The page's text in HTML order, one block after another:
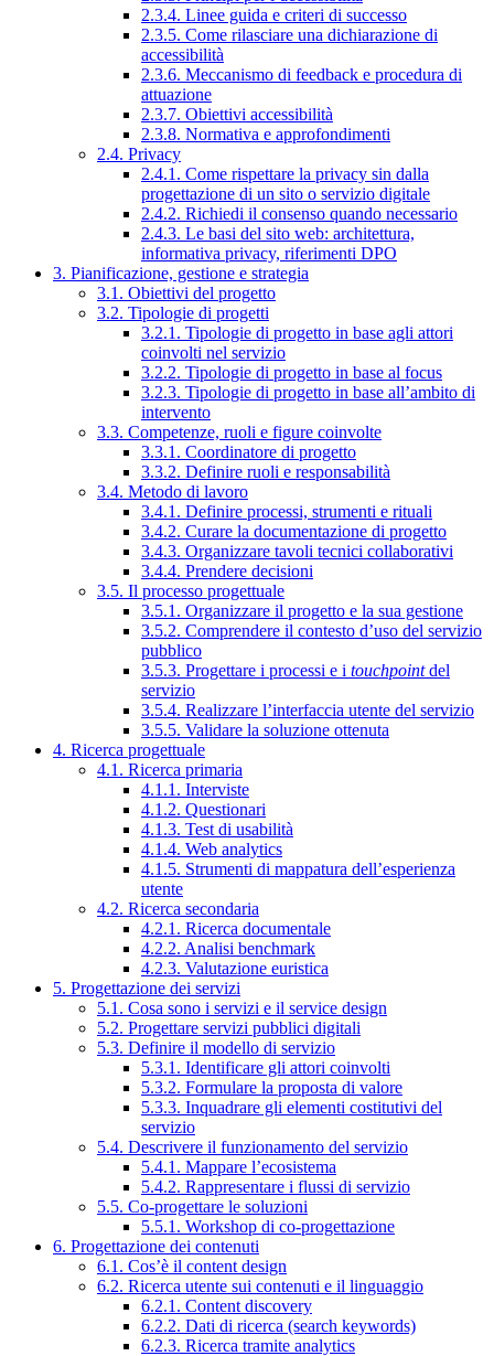
2.3.4. Linee guida e criteri di successo
2.3.5. Come rilasciare una dichiarazione di
accessibilità
2.3.6. Meccanismo di feedback e procedura di
attuazione
2.3.7. Obiettivi accessibilità
2.3.8. Normativa e approfondimenti
2.4. Privacy
2.4.1. Come rispettare la privacy sin dalla
progettazione di un sito o servizio digitale
2.4.2. Richiedi il consenso quando necessario
2.4.3. Le basi del sito web: architettura,
informativa privacy, riferimenti DPO
3. Pianificazione, gestione e strategia
3.1. Obiettivi del progetto
3.2. Tipologie di progetti
3.2.1. Tipologie di progetto in base agli attori
coinvolti nel servizio
3.2.2. Tipologie di progetto in base al focus
3.2.3. Tipologie di progetto in base all’ambito di
intervento
3.3. Competenze, ruoli e figure coinvolte
3.3.1. Coordinatore di progetto
3.3.2. Definire ruoli e responsabilità
3.4. Metodo di lavoro
3.4.1. Definire processi, strumenti e rituali
3.4.2. Curare la documentazione di progetto
3.4.3. Organizzare tavoli tecnici collaborativi
3.4.4. Prendere decisioni
3.5. Il processo progettuale
3.5.1. Organizzare il progetto e la sua gestione
3.5.2. Comprendere il contesto d’uso del servizio
pubblico
3.5.3. Progettare i processi e i touchpointdel
servizio
3.5.4. Realizzare l’interfaccia utente del servizio
3.5.5. Validare la soluzione ottenuta
4. Ricerca progettuale
4.1. Ricerca primaria
4.1.1. Interviste
4.1.2. Questionari
4.1.3. Test di usabilità
4.1.4. Web analytics
4.1.5. Strumenti di mappatura dell’esperienza
utente
4.2. Ricerca secondaria
4.2.1. Ricerca documentale
4.2.2. Analisi benchmark
4.2.3. Valutazione euristica
5. Progettazione dei servizi
5.1. Cosa sono i servizi e il service design
5.2. Progettare servizi pubblici digitali
5.3. Definire il modello di servizio
5.3.1. Identificare gli attori coinvolti
5.3.2. Formulare la proposta di valore
5.3.3. Inquadrare gli elementi costitutivi del
servizio
5.4. Descrivere il funzionamento del servizio
5.4.1. Mappare l’ecosistema
5.4.2. Rappresentare i flussi di servizio
5.5. Co-progettare le soluzioni
5.5.1. Workshop di co-progettazione
6. Progettazione dei contenuti
6.1. Cos’è il content design
6.2. Ricerca utente sui contenuti e il linguaggio
6.2.1. Content discovery
6.2.2. Dati di ricerca (search keywords)
6.2.3. Ricerca tramite analytics